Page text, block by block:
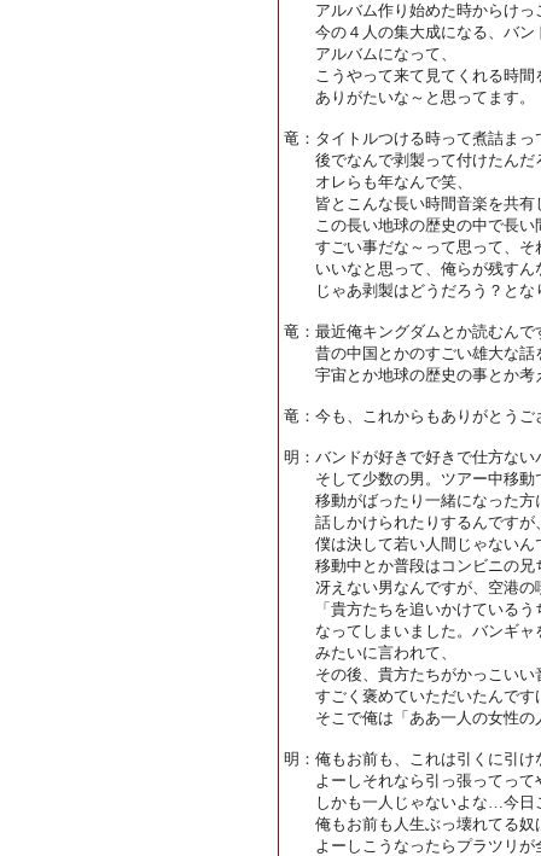
アルバム作り始めた時からけっ
今の４人の集大成になる、バン
アルバムになって、
こうやって来て見てくれる時間
ありがたいな～と思ってます。
竜：タイトルつける時って煮詰ま
後でなんで剥製って付けたんだ
オレらも年なんで笑、
皆とこんな長い時間音楽を共有
この長い地球の歴史の中で長い
すごい事だな～って思って、そ
いいなと思って、俺らが残すん
じゃあ剥製はどうだろう？とな
竜：最近俺キングダムとか読むんで
昔の中国とかのすごい雄大な話
宇宙とか地球の歴史の事とか考
竜：今も、これからもありがとうご
明：バンドが好きで好きで仕方ない
そして少数の男。ツアー中移動
移動がばったり一緒になった方
話しかけられたりするんですが
僕は決して若い人間じゃないん
移動中とか普段はコンビニの兄
冴えない男なんですが、空港の
「貴方たちを追いかけているう
なってしまいました。バンギャ
みたいに言われて、
その後、貴方たちがかっこいい
すごく褒めていただいたんです
そこで俺は「ああ一人の女性の
明：俺もお前も、これは引くに引
よーしそれなら引っ張ってって
しかも一人じゃないよな…今日
俺もお前も人生ぶっ壊れてる奴
よーしこうなったらプラツリが